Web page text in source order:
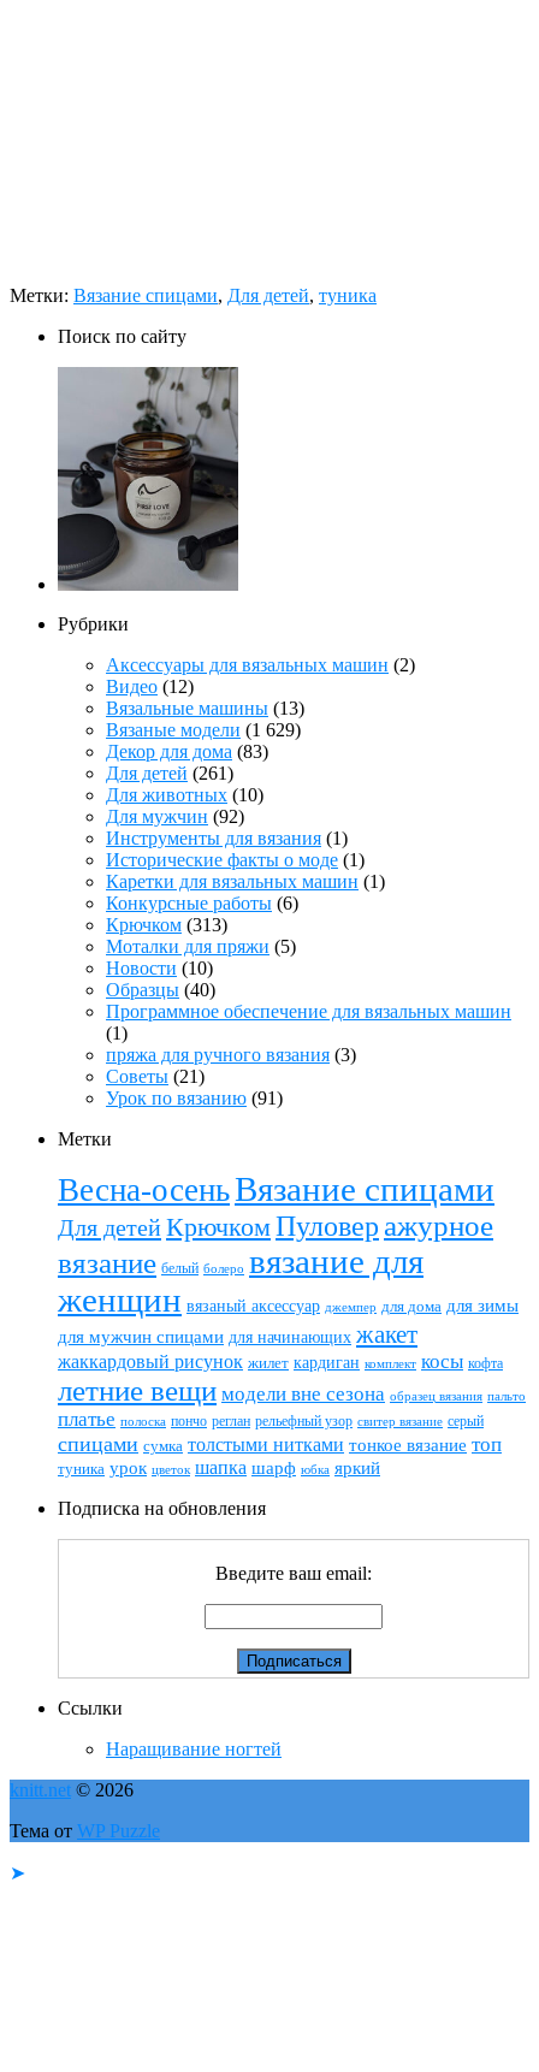
Метки: Вязание спицами, Для детей, туника
Поиск по сайту
Рубрики
Аксессуары для вязальных машин (2)
Видео (12)
Вязальные машины (13)
Вязаные модели (1 629)
Декор для дома (83)
Для детей (261)
Для животных (10)
Для мужчин (92)
Инструменты для вязания (1)
Исторические факты о моде (1)
Каретки для вязальных машин (1)
Конкурсные работы (6)
Крючком (313)
Моталки для пряжи (5)
Новости (10)
Образцы (40)
Программное обеспечение для вязальных машин
(1)
пряжа для ручного вязания (3)
Советы (21)
Урок по вязанию (91)
Метки
Весна-осеньВязание спицами
Для детейКрючкомПуловер ажурное
вязание белый болеро вязание для
женщин вязаный аксессуар джемпер для дома для зимы
для мужчин спицами для начинающих жакет
жаккардовый рисунок жилет кардиган комплект косы кофта
летние вещи модели вне сезона образец вязания пальто
платье полоска пончо реглан рельефный узор свитер вязание серый
спицами сумка толстыми нитками тонкое вязание топ
туника урок цветок шапка шарф юбка яркий
Подписка на обновления
Введите ваш email:
Ссылки
Наращивание ногтей
knitt.net © 2026
Тема от WP Puzzle
➤